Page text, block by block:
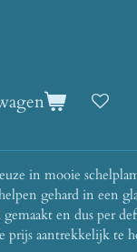
in mooie
gehard in een
en dus per
prijs aantrekkelijk te